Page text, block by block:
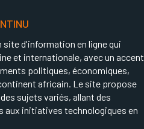
d'information en ligne qui
et internationale, avec un accent
politiques, économiques,
africain. Le site propose
sujets variés, allant des
aux initiatives technologiques en